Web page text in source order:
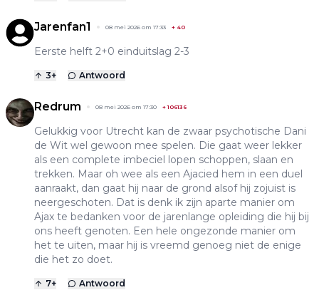
Jarenfan1 08 mei 2026 om 17:33 + 40
Eerste helft 2+0 einduitslag 2-3
3+ Antwoord
Redrum 08 mei 2026 om 17:30 +106136
Gelukkig voor Utrecht kan de zwaar psychotische Dani
de Wit wel gewoon mee spelen. Die gaat weer lekker
als een complete imbeciel lopen schoppen, slaan en
trekken. Maar oh wee als een Ajacied hem in een duel
aanraakt, dan gaat hij naar de grond alsof hij zojuist is
neergeschoten. Dat is denk ik zijn aparte manier om
Ajax te bedanken voor de jarenlange opleiding die hij bij
ons heeft genoten. Een hele ongezonde manier om
het te uiten, maar hij is vreemd genoeg niet de enige
die het zo doet.
7+ Antwoord